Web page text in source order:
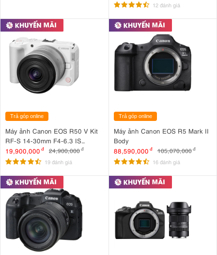
12 đánh giá
Trả góp online
Máy ảnh Canon EOS R50 V Kit
RF-S 14-30mm F4-6.3 IS
STM PZ ( Trắng )
19,900,000 đ 24,900,000đ
19 đánh giá
Trả góp online
Máy ảnh Canon EOS R5 Mark II
Body
88,590,000 đ 105,070,000 đ
16 đánh giá